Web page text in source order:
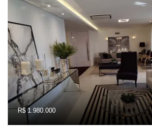
R$ 1.980.000